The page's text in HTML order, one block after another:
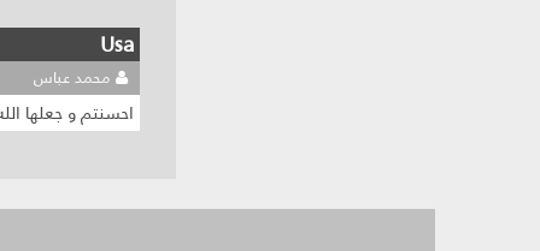
Usa
محمد عباس
احسنتم و جعلها